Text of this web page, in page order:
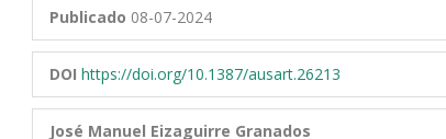
Publicado 08-07-2024
DOI https://doi.org/10.1387/ausart.26213
José Manuel Eizaguirre Granados